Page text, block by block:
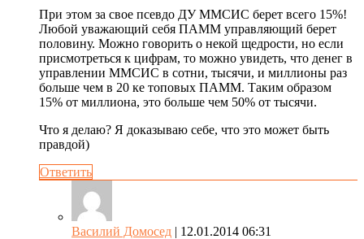
При этом за свое псевдо ДУ ММСИС берет всего 15%!
Любой уважающий себя ПАММ управляющий берет
половину. Можно говорить о некой щедрости, но если
присмотреться к цифрам, то можно увидеть, что денег в
управлении ММСИС в сотни, тысячи, и миллионы раз
больше чем в 20 ке топовых ПАММ. Таким образом
15% от миллиона, это больше чем 50% от тысячи.
Что я делаю? Я доказываю себе, что это может быть
правдой)
Ответить
Василий Домосед | 12.01.2014 06:31